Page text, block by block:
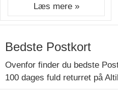
Læs mere »
Bedste Postkort
Ovenfor finder du bedste
100 dages fuld returret på